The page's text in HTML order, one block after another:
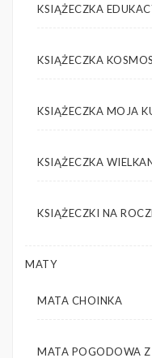
KSIĄŻECZKA
KSIĄŻECZKA KOSMOS
KSIĄŻECZKA MOJA
KSIĄŻECZKA
KSIĄŻECZKI NA
MATY
MATA CHOINKA
MATA POGODOWA Z